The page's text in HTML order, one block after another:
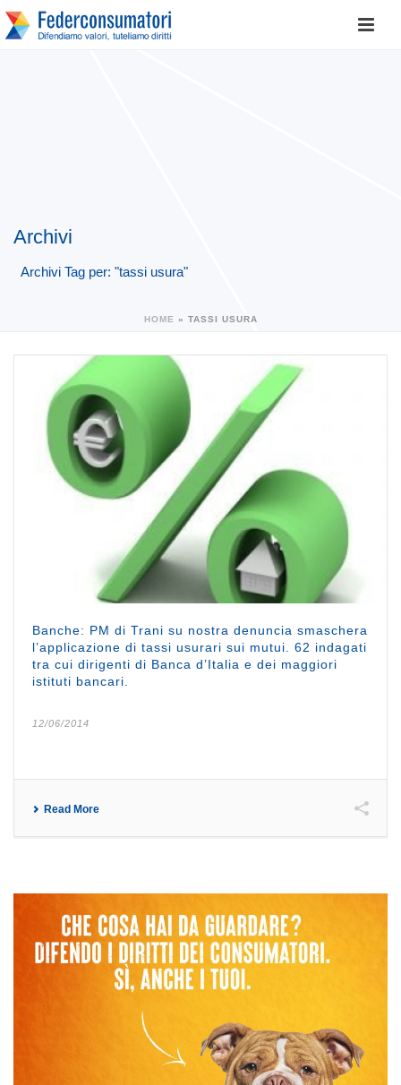
Archivi
Archivi Tag per: "tassi usura"
HOME » TASSI USURA
Banche: PM di Trani su nostra denuncia smaschera
l’applicazione di tassi usurari sui mutui. 62 indagati
tra cui dirigenti di Banca d’Italia e dei maggiori
istituti bancari.
12/06/2014
Read More